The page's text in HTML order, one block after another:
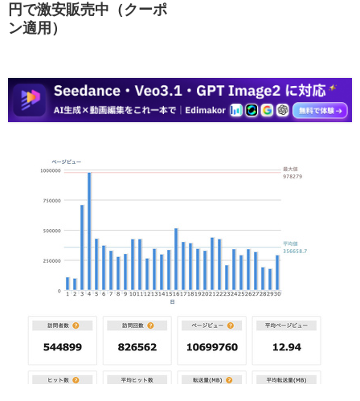
円で激安販売中（クーポ
ン適用）